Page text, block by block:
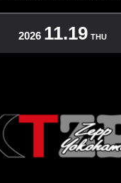
2026 11.19 THU